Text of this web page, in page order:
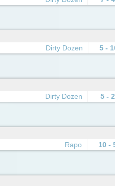
Dirty Dozen 5 -
Dirty Dozen 5 - 2
Rapo 10 -